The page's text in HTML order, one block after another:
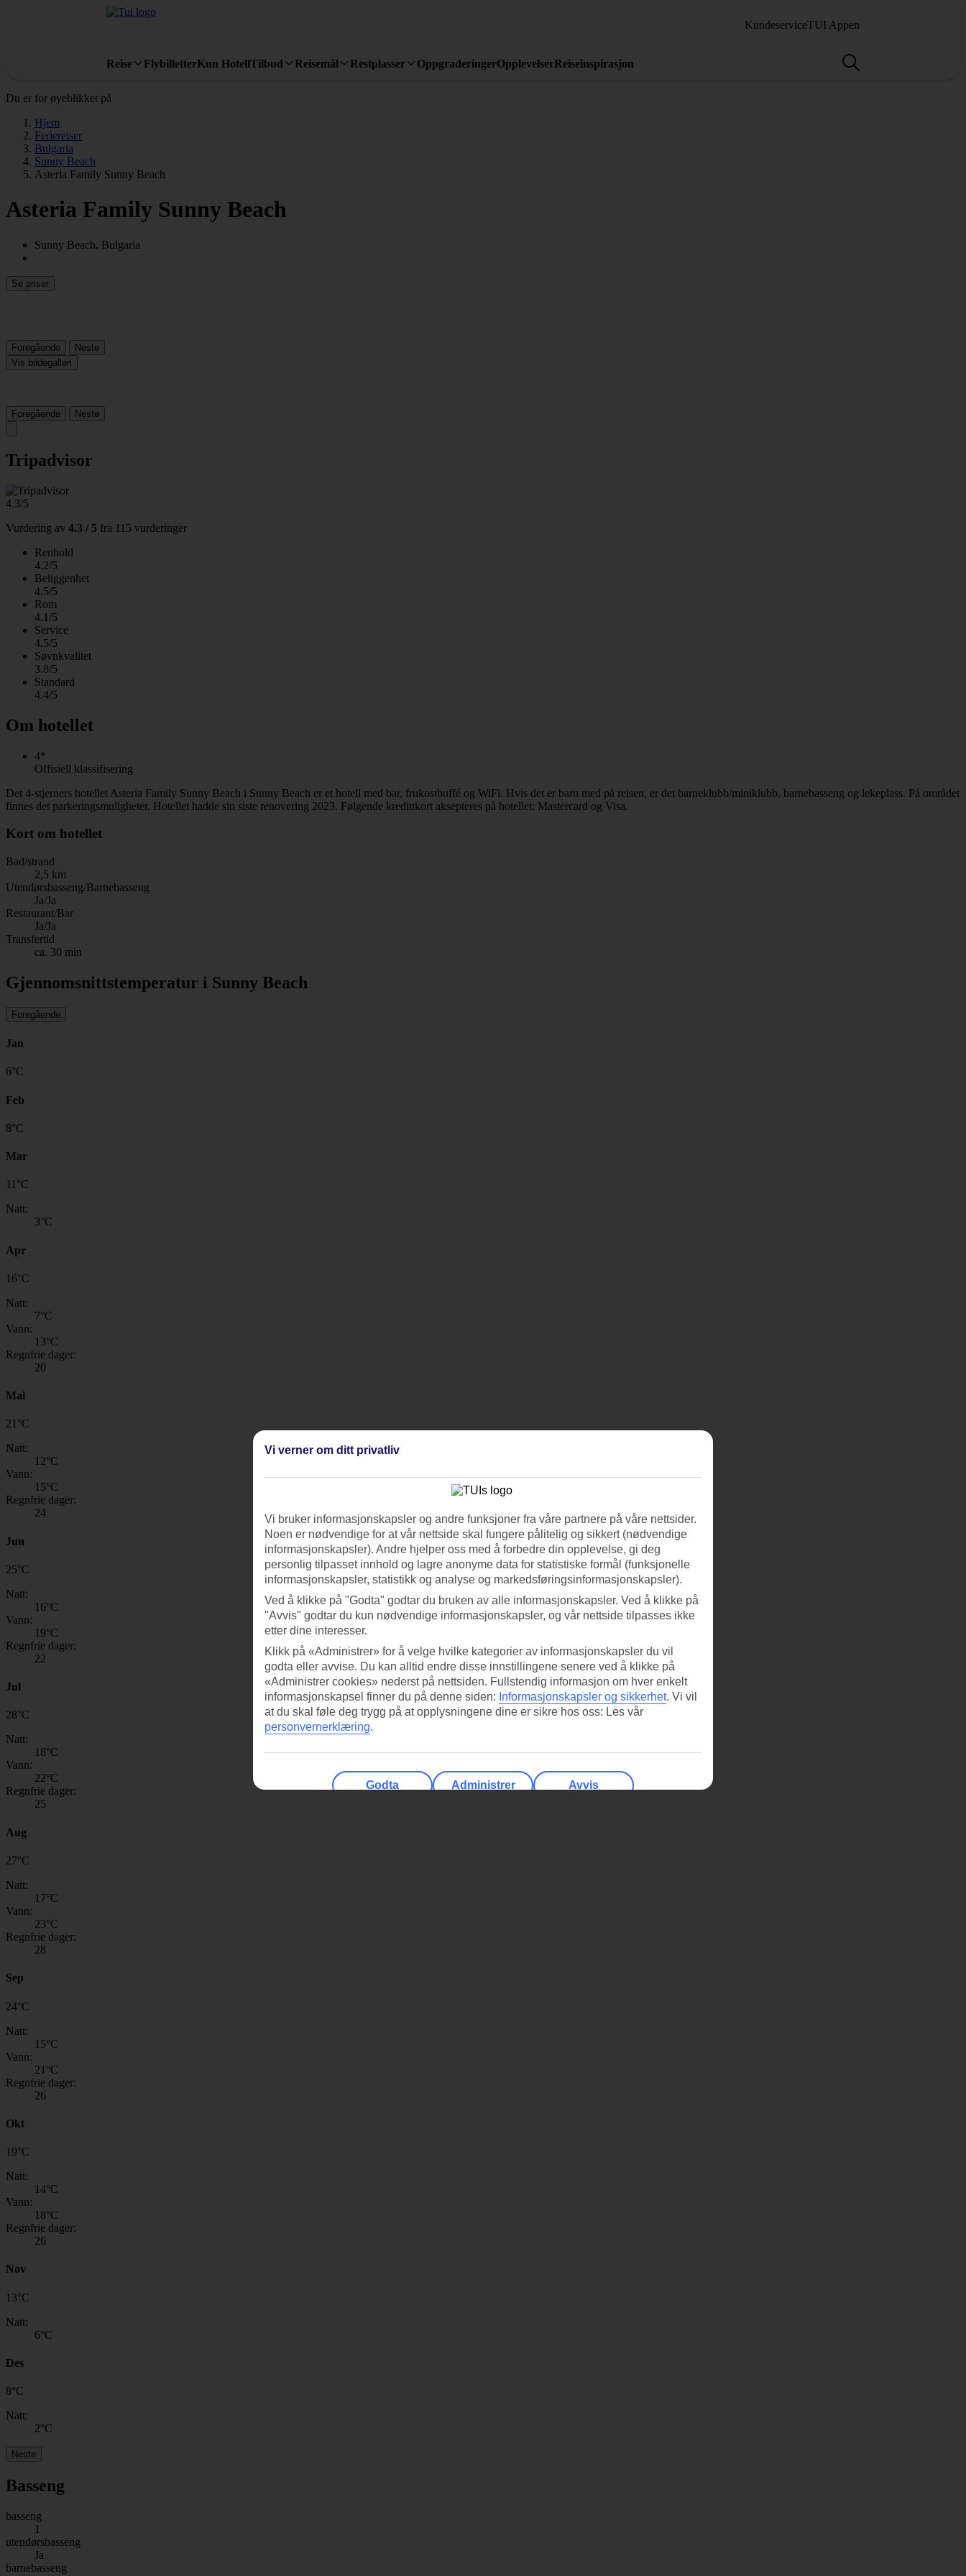
KundeserviceTUI Appen
Reise FlybilletterKun HotellTilbud Reisemål Restplasser OppgraderingerOpplevelserReiseinspirasjon
Du er for øyeblikket på
Hjem
Feriereiser
Bulgaria
Sunny Beach
Asteria Family Sunny Beach
Asteria Family Sunny Beach
Sunny Beach, Bulgaria
Se priser
Foregående
Neste
Vis bildegalleri
Foregående Neste
Tripadvisor
4.3/5
Vurdering av 4.3 / 5 fra 115 vurderinger
Renhold
4.2/5
Beliggenhet
4.5/5
Rom
4.1/5
Service
4.5/5
Søvnkvalitet
3.8/5
Standard
4.4/5
Om hotellet
4*
Offisiell klassifisering
Det 4-stjerners hotellet Asteria Family Sunny Beach i Sunny Beach er et hotell med bar, frukostbuffé og WiFi. Hvis det er barn med på reisen, er det barneklubb/miniklubb, barnebasseng og lekeplass. På området
finnes det parkeringsmuligheter. Hotellet hadde sin siste renovering 2023. Følgende kredittkort aksepteres på hotellet: Mastercard og Visa.
Kort om hotellet
Bad/strand
2,5 km
Utendørsbasseng/Barnebasseng
Ja/Ja
Restaurant/Bar
Ja/Ja
Transfertid
ca. 30 min
Gjennomsnittstemperatur i Sunny Beach
Foregående
Jan
6°C
Feb
8°C
Mar
11 °C
Natt:
3°C
Apr
16°C
Natt:
7°C
Vann:
13°C
Regnfrie dager:
20
Mai
21°C
Natt:
12°C
Vann:
15°C
Regnfrie dager:
24
Jun
25°C
Natt:
16°C
Vann:
19°C
Regnfrie dager:
22
Jul
28°C
Natt:
18°C
Vann:
22°C
Regnfrie dager:
25
Aug
27°C
Natt:
17°C
Vann:
23°C
Regnfrie dager:
28
Sep
24°C
Natt:
15°C
Vann:
21 °C
Regnfrie dager:
26
Okt
19°C
Natt:
14°C
Vann:
18°C
Regnfrie dager:
26
Nov
13°C
Natt:
6°C
Des
8°C
Natt:
2°C
Neste
Basseng
basseng
1
utendørsbasseng
Ja
barnebasseng
Vi verner om ditt privatliv
Vi bruker informasjonskapsler og andre funksjoner fra våre partnere på våre nettsider.
Noen er nødvendige for at vår nettside skal fungere pålitelig og sikkert (nødvendige
informasjonskapsler). Andre hjelper oss med å forbedre din opplevelse, gi deg
personlig tilpasset innhold og lagre anonyme data for statistiske formål (funksjonelle
informasjonskapsler, statistikk og analyse og markedsføringsinformasjonskapsler).
Ved å klikke på "Godta" godtar du bruken av alle informasjonskapsler. Ved å klikke på
"Avvis" godtar du kun nødvendige informasjonskapsler, og vår nettside tilpasses ikke
etter dine interesser.
Klikk på «Administrer» for å velge hvilke kategorier av informasjonskapsler du vil
godta eller avvise. Du kan alltid endre disse innstillingene senere ved å klikke på
«Administrer cookies» nederst på nettsiden. Fullstendig informasjon om hver enkelt
informasjonskapsel finner du på denne siden: Informasjonskapsler og sikkerhet. Vi vil
at du skal føle deg trygg på at opplysningene dine er sikre hos oss: Les vår
personvernerklæring.
Godta Administrer Avvis